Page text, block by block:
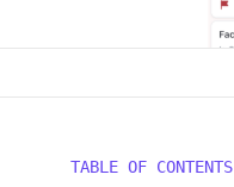
TABLE OF CONTENTS